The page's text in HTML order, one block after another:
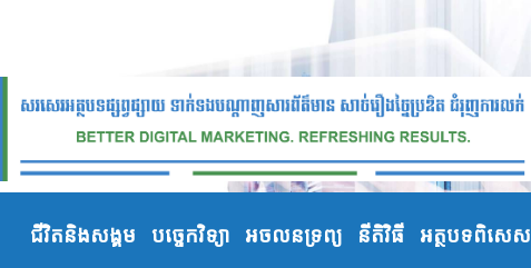
ជីវិតនិងសង្គម បច្ចេកវិទ្យា អចលនទ្រព្យ នីតិវិធី អត្ថបទពិសេស